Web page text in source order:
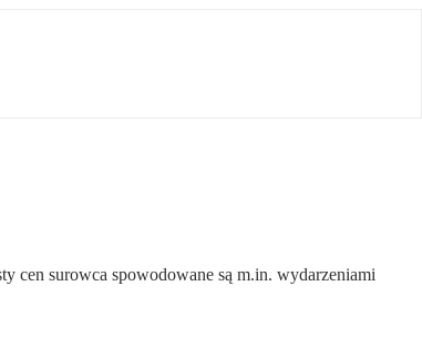
cen surowca spowodowane są m.in. wydarzeniami